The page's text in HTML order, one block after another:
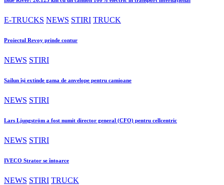
E-TRUCKS NEWS STIRI TRUCK
Proiectul Revoy prinde contur
NEWS STIRI
Sailun își extinde gama de anvelope pentru camioane
NEWS STIRI
Lars Ljungström a fost numit director general (CFO) pentru cellcentric
NEWS STIRI
IVECO Strator se întoarce
NEWS STIRI TRUCK